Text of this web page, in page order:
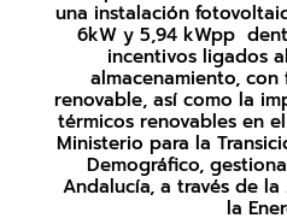
una instalación
6kW y 5,94 kWpp
incentivos ligados
almacenamiento,
renovable, así como la
térmicos renovables en
Ministerio para la
Demográfico,
Andalucía, a través de
la